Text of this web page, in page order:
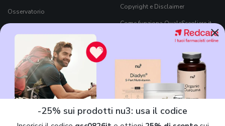
×
-25% sui prodotti nu3: usa il codice
Osservatorio
Black Friday 2026
Copyright e Disclaimer
Come funziona QualeScegliere.it